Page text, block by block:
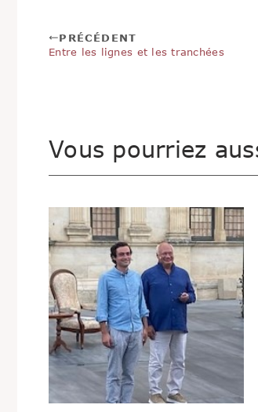
PRÉCÉDENT
Entre les lignes et les tranchées
Vous pourriez